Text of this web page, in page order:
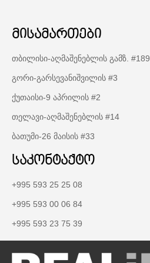
მისამართები
თბილისი-აღმაშენებლის გამზ. #189
გორი-გარსევანიშვილის #3
ქუთაისი-9 აპრილის #2
თელავი-აღმაშენებლის #14
ბათუმი-26 მაისის #33
საკონტაქტო
+995 593 25 25 08
+995 593 00 06 84
+995 593 23 75 39